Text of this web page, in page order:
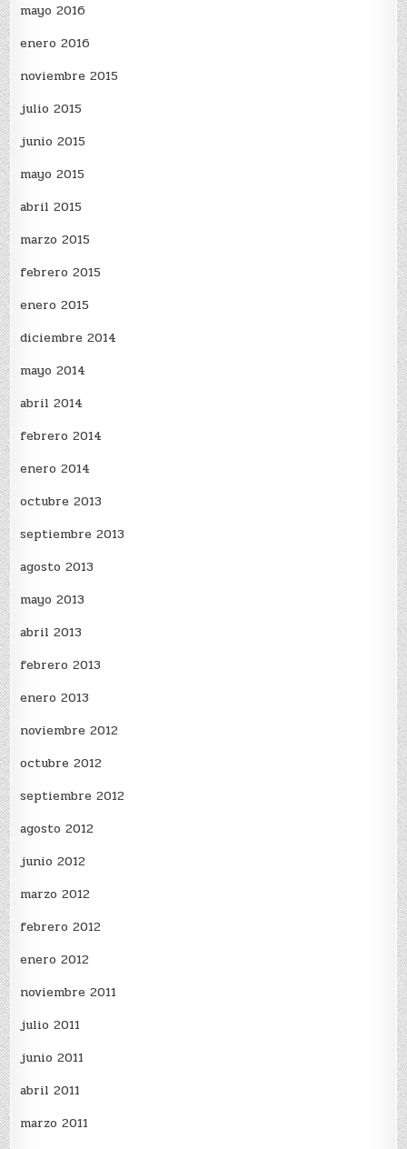
mayo 2016
enero 2016
noviembre 2015
julio 2015
junio 2015
mayo 2015
abril 2015
marzo 2015
febrero 2015
enero 2015
diciembre 2014
mayo 2014
abril 2014
febrero 2014
enero 2014
octubre 2013
septiembre 2013
agosto 2013
mayo 2013
abril 2013
febrero 2013
enero 2013
noviembre 2012
octubre 2012
septiembre 2012
agosto 2012
junio 2012
marzo 2012
febrero 2012
enero 2012
noviembre 2011
julio 2011
junio 2011
abril 2011
marzo 2011